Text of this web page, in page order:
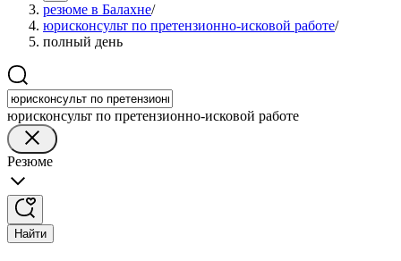
резюме в Балахне/
юрисконсульт по претензионно-исковой работе/
полный день
юрисконсульт по претензионно-исковой работе
Резюме
Найти